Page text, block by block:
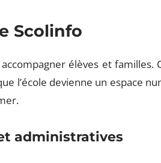
Scolinfo
élèves et familles.
l’école devienne un espace
administratives